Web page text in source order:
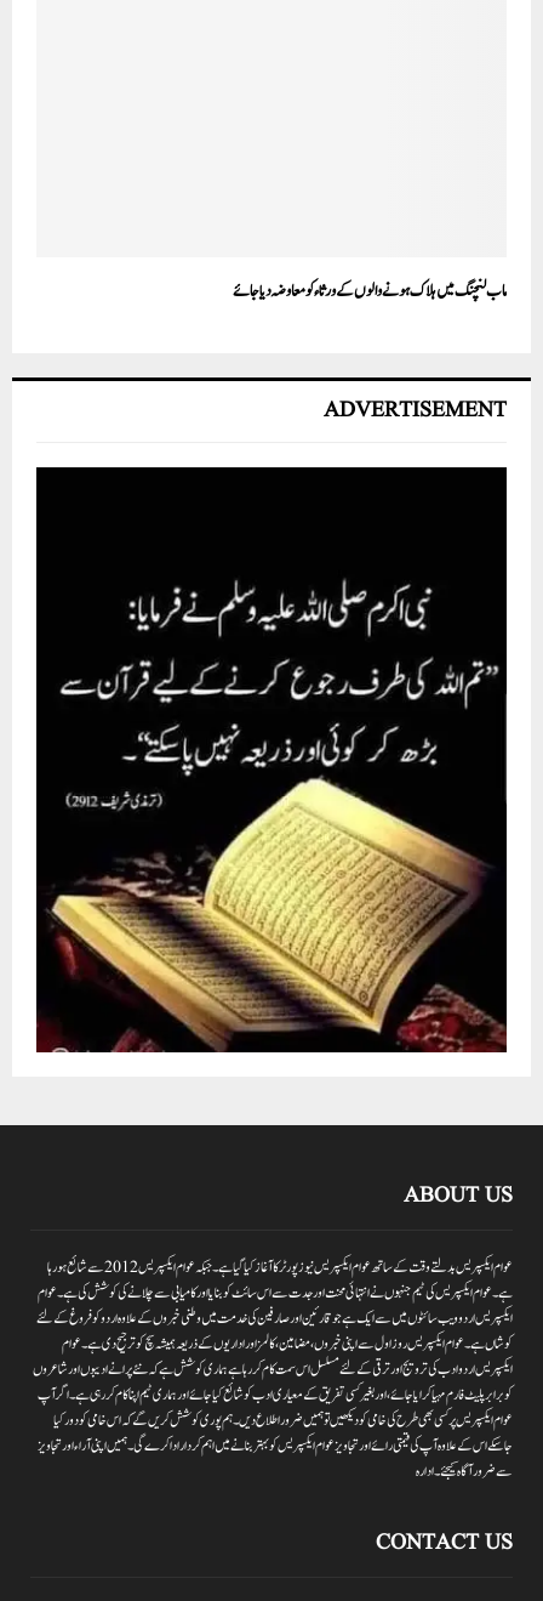
ماب لنچنگ میں ہلاک ہونے والوں کے ورثاء کو معاوضہ دیا جائے
ADVERTISEMENT
ABOUT US
عوام ایکسپریس بدلتے وقت کے ساتھ عوام ایکسپریس نیوز پورٹر کا آغاز کیا گیا ہے۔جبکہ عوام ایکسپریس 2012سے شائع ہورہا
ہے۔ عوام ایکسپریس کی ٹیم جنہوں نے انتہائی محنت اور جدت سے اس سائٹ کو بنایا اور کامیابی سے چلانے کی کوشش کی ہے۔عوام
ایکسپریس اردو ویب سائٹوں میں سے ایک ہے جو قارئین اور صارفین کی خدمت میں وطنی خبروں کے علاوہ اردو کو فروغ کے لئے
کوشاں ہے۔عوام ایکسپریس روز اول سے اپنی خبروں ،مضامین ،کالمز اور اداریوں کے ذریعہ ہمیشہ سچ کو ترجیح دی ہے۔عوام
ایکسپریس اردو ادب کی ترویج اور ترقی کے لئے مسلسل اس سمت کام کر رہا ہے ہماری کوشش ہے کہ نئے پرانے ادیبوں اور شاعروں
کو برابر پلیٹ فارم مہیا کرایا جائے،اور بغیر کسی تفریق کے معیاری ادب کو شائع کیا جائے اور ہماری ٹیم اپنا کام کر رہی ہے۔اگر آپ
عوام ایکسپریس پر کسی بھی طرح کی خامی کو دیکھیں تو ہمیں ضرور اطلاع دیں۔ہم پوری کوشش کریں گے کہ اس خامی کو دور کیا
جاسکے اس کے علاوہ آپ کی قیمتی رائے اور تجاویز عوام ایکسپریس کو بہتر بنانے میں اہم کردار اداکرے گی۔ہمیں اپنی آراءاور تجاویز
سے ضرور آگاہ کیجئے۔ ادارہ
CONTACT US